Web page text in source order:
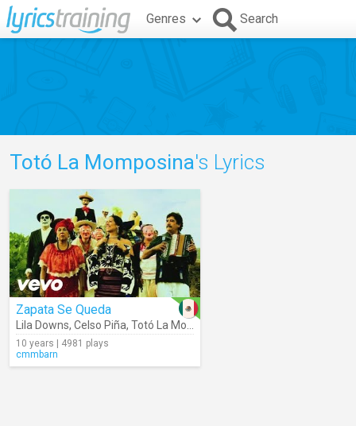
Genres Search
Totó La Momposina's Lyrics
Zapata Se Queda
Lila Downs, Celso Piña, Totó La Momposina
10 years | 4981 plays
cmmbarn